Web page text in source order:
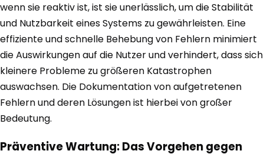
wenn sie reaktiv ist, ist sie unerlässlich, um die Stabilität
und Nutzbarkeit eines Systems zu gewährleisten. Eine
effiziente und schnelle Behebung von Fehlern minimiert
die Auswirkungen auf die Nutzer und verhindert, dass sich
kleinere Probleme zu größeren Katastrophen
auswachsen. Die Dokumentation von aufgetretenen
Fehlern und deren Lösungen ist hierbei von großer
Bedeutung.
Präventive Wartung: Das Vorgehen gegen